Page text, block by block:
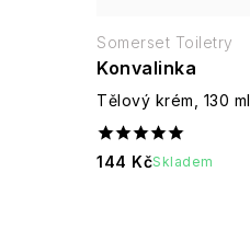
Konvalinka
Tělový krém, 130 ml
144 KčSkladem
Somerset Toiletry